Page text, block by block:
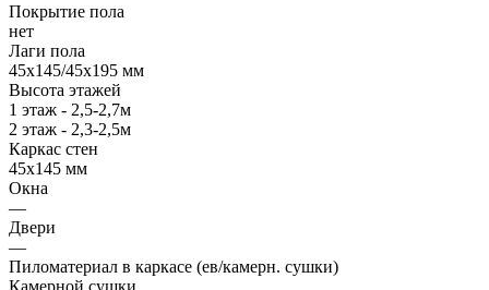
Покрытие пола
нет
Лаги пола
45х145/45х195 мм
Высота этажей
1 этаж - 2,5-2,7м
2 этаж - 2,3-2,5м
Каркас стен
45х145 мм
Окна
—
Двери
—
Пиломатериал в каркасе (ев/камерн. сушки)
Камерной сушки